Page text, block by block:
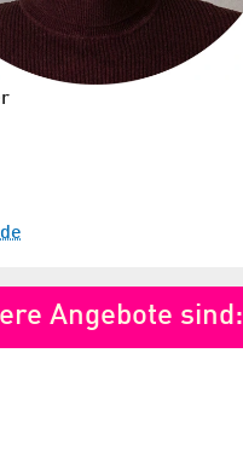
Angebote sind: